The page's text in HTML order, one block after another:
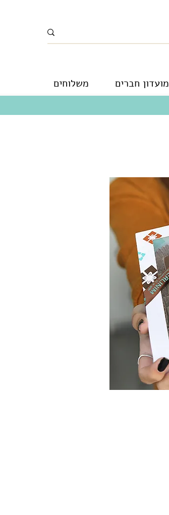
מועדון חברים משלוחים